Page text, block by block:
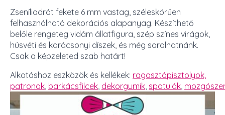
Zseníliadrót fekete 6 mm vastag, széleskörűen
felhasználható dekorációs alapanyag. Készíthető
belőle rengeteg vidám állatfigura, szép színes virágok,
húsvéti és karácsonyi díszek, és még sorolhatnánk.
Csak a képzeleted szab határt!
Alkotáshoz eszközök és kellékek: ragasztópisztolyok,
patronok, barkácsfilcek, dekorgumik, spatulák,